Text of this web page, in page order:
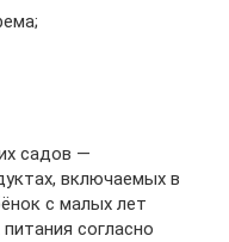
садов —
включаемых в
с малых лет
согласно